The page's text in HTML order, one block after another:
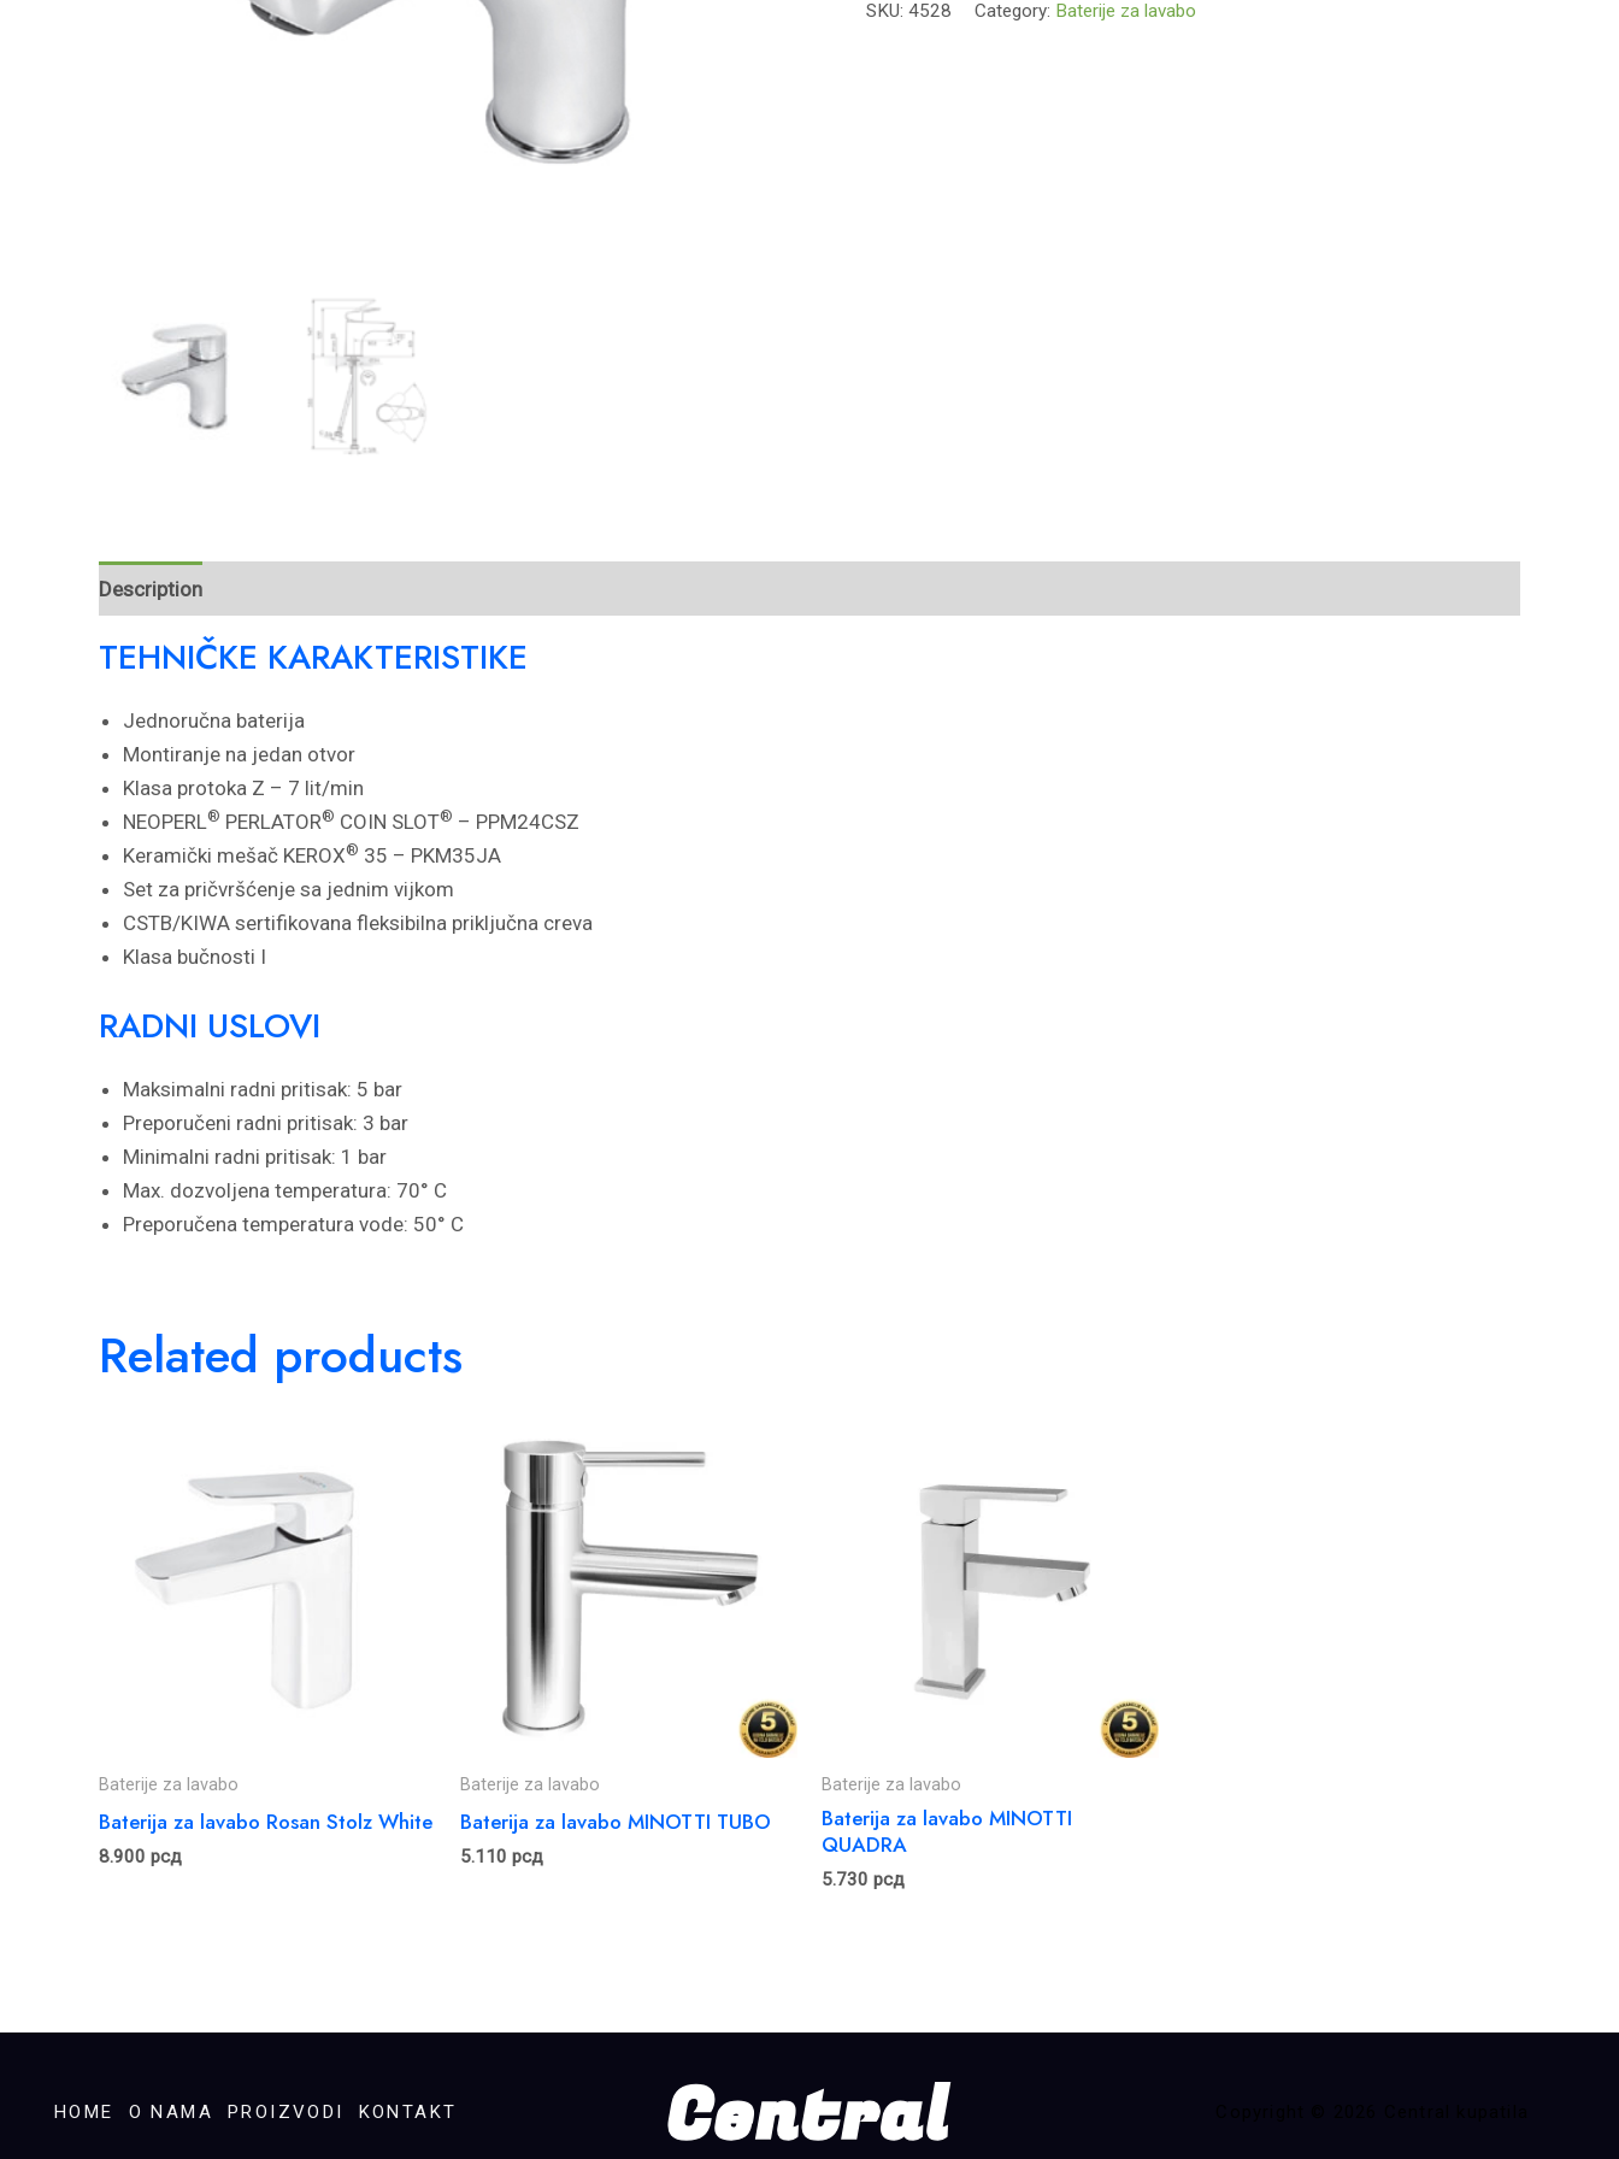
SKU:4528 Category: Baterije za lavabo
Description
TEHNIČKE KARAKTERISTIKE
Jednoručna baterija
Montiranje na jedan otvor
Klasa protoka Z – 7 lit/min
NEOPERL® PERLATOR® COIN SLOT® – PPM24CSZ
Keramički mešač KEROX® 35 – PKM35JA
Set za pričvršćenje sa jednim vijkom
CSTB/KIWA sertifikovana fleksibilna priključna creva
Klasa bučnosti I
RADNI USLOVI
Maksimalni radni pritisak: 5 bar
Preporučeni radni pritisak: 3 bar
Minimalni radni pritisak: 1 bar
Max. dozvoljena temperatura: 70° C
Preporučena temperatura vode: 50° C
Related products
Baterije za lavabo
Baterija za lavabo Rosan Stolz White
8.900 рсд
Baterije za lavabo
Baterija za lavabo MINOTTI TUBO
5.110 рсд
Baterije za lavabo
Baterija za lavabo MINOTTI
QUADRA
5.730 рсд
HOME O NAMA PROIZVODI KONTAKT